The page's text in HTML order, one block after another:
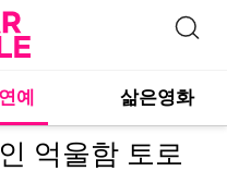
예 삶은영화
억울함 토로